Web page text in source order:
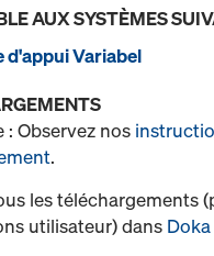
AUX SYSTÈMES
d'appui Variabel
: Observez nos
.
les téléchargements
utilisateur) dans